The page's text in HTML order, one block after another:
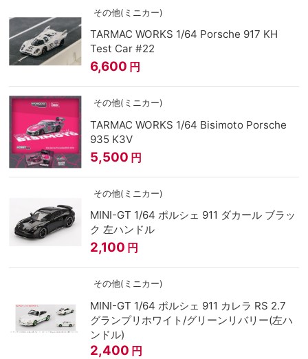
その他(ミニカー)
TARMAC WORKS 1/64 Porsche 917 KH
Test Car #22
6,600 円
その他(ミニカー)
TARMAC WORKS 1/64 Bisimoto Porsche
935 K3V
5,500 円
その他(ミニカー)
MINI-GT 1/64 ポルシェ 911 ダカール ブラッ
ク 左ハンドル
2,100 円
その他(ミニカー)
MINI-GT 1/64 ポルシェ 911 カレラ RS 2.7
グランプリホワイト/グリーンリバリー(左ハ
ンドル)
2,400 円